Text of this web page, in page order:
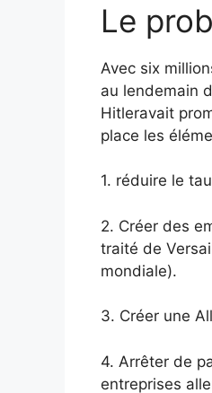
Le
Avec six
au lendemain
Hitleravait
place les
1. réduire le
2. Créer des
traité de
mondiale).
3. Créer une
4. Arrêter de
entreprises